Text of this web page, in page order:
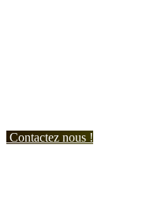
Contactez nous !